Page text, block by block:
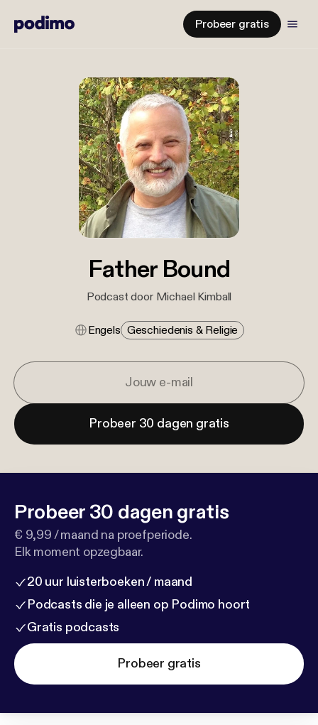
Probeer gratis
Father Bound
Podcast door Michael Kimball
Engels Geschiedenis & Religie
Probeer 30 dagen gratis
Probeer 30 dagen gratis
€ 9,99 / maand na proefperiode.
Elk moment opzegbaar.
20 uur luisterboeken / maand
Podcasts die je alleen op Podimo hoort
Gratis podcasts
Probeer gratis